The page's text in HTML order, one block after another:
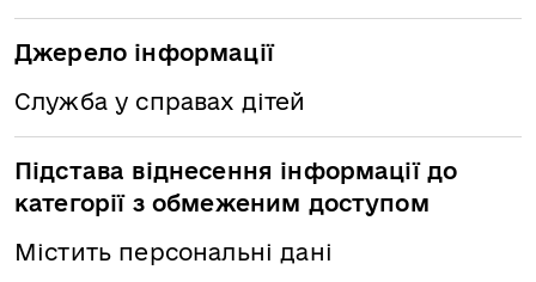
Джерело інформації
Служба у справах дітей
Підстава віднесення інформації до
категорії з обмеженим доступом
Містить персональні дані